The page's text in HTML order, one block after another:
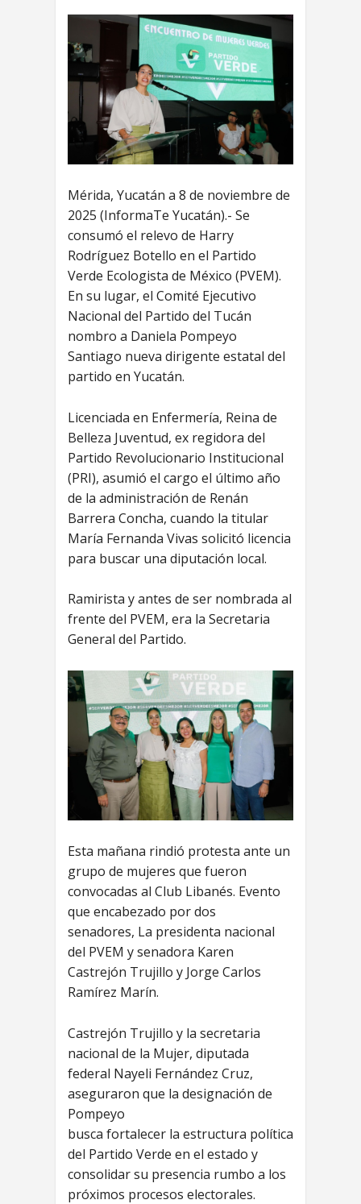
Mérida, Yucatán a 8 de noviembre de
2025 (InformaTe Yucatán).- Se
consumó el relevo de Harry
Rodríguez Botello en el Partido
Verde Ecologista de México (PVEM).
En su lugar, el Comité Ejecutivo
Nacional del Partido del Tucán
nombro a Daniela Pompeyo
Santiago nueva dirigente estatal del
partido en Yucatán.
Licenciada en Enfermería, Reina de
Belleza Juventud, ex regidora del
Partido Revolucionario Institucional
(PRI), asumió el cargo el último año
de la administración de Renán
Barrera Concha, cuando la titular
María Fernanda Vivas solicitó licencia
para buscar una diputación local.
Ramirista y antes de ser nombrada al
frente del PVEM, era la Secretaria
General del Partido.
Esta mañana rindió protesta ante un
grupo de mujeres que fueron
convocadas al Club Libanés. Evento
que encabezado por dos
senadores, La presidenta nacional
del PVEM y senadora Karen
Castrejón Trujillo y Jorge Carlos
Ramírez Marín.
Castrejón Trujillo y la secretaria
nacional de la Mujer, diputada
federal Nayeli Fernández Cruz,
aseguraron que la designación de
Pompeyo
busca fortalecer la estructura política
del Partido Verde en el estado y
consolidar su presencia rumbo a los
próximos procesos electorales.